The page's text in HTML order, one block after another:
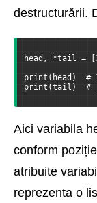
destructurării.
head, *tail =
print(head)  #
print(tail)  #
Aici variabila
conform
atribuite
reprezenta o